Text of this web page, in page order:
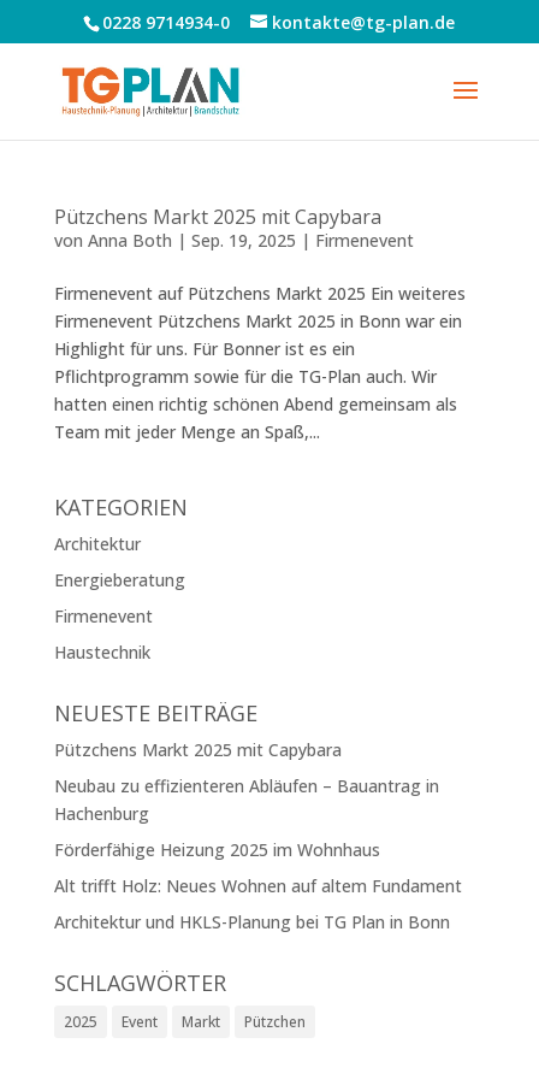
0228 9714934-0 kontakte@tg-plan.de
Pützchens Markt 2025 mit Capybara
von Anna Both | Sep. 19, 2025 | Firmenevent
Firmenevent auf Pützchens Markt 2025 Ein weiteres
Firmenevent Pützchens Markt 2025 in Bonn war ein
Highlight für uns. Für Bonner ist es ein
Pflichtprogramm sowie für die TG-Plan auch. Wir
hatten einen richtig schönen Abend gemeinsam als
Team mit jeder Menge an Spaß,...
KATEGORIEN
Architektur
Energieberatung
Firmenevent
Haustechnik
NEUESTE BEITRÄGE
Pützchens Markt 2025 mit Capybara
Neubau zu effizienteren Abläufen – Bauantrag in
Hachenburg
Förderfähige Heizung 2025 im Wohnhaus
Alt trifft Holz: Neues Wohnen auf altem Fundament
Architektur und HKLS-Planung bei TG Plan in Bonn
SCHLAGWÖRTER
2025 Event Markt Pützchen